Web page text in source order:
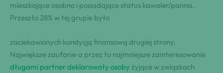
mieszkające osobno i posiadające status kawaler/panna.
Przeszło 28% w tej grupie było
zaciekawionych kondycją finansową drugiej strony.
Największe zaufanie a przez to najmniejsze zainteresowanie
długami partner deklarowały osoby żyjące w związkach